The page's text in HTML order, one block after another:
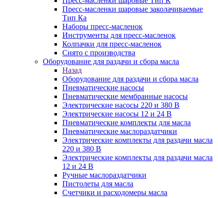
Пресс-масленки шаровые заколачиваемые
Тип Кa
Наборы пресс-масленок
Инструменты для пресс-масленок
Колпачки для пресс-масленок
Снято с производства
Оборудование для раздачи и сбора масла
Назад
Оборудование для раздачи и сбора масла
Пневматические насосы
Пневматические мембранные насосы
Электрические насосы 220 и 380 В
Электрические насосы 12 и 24 В
Пневматические комплекты для масла
Пневматические маслораздатчики
Электрические комплекты для раздачи масла
220 и 380 В
Электрические комплекты для раздачи масла
12 и 24 В
Ручные маслораздатчики
Пистолеты для масла
Счетчики и расходомеры масла